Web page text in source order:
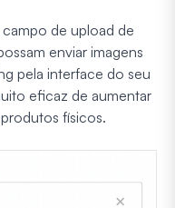
de upload de
enviar imagens
pela interface do seu
eficaz de aumentar
físicos.